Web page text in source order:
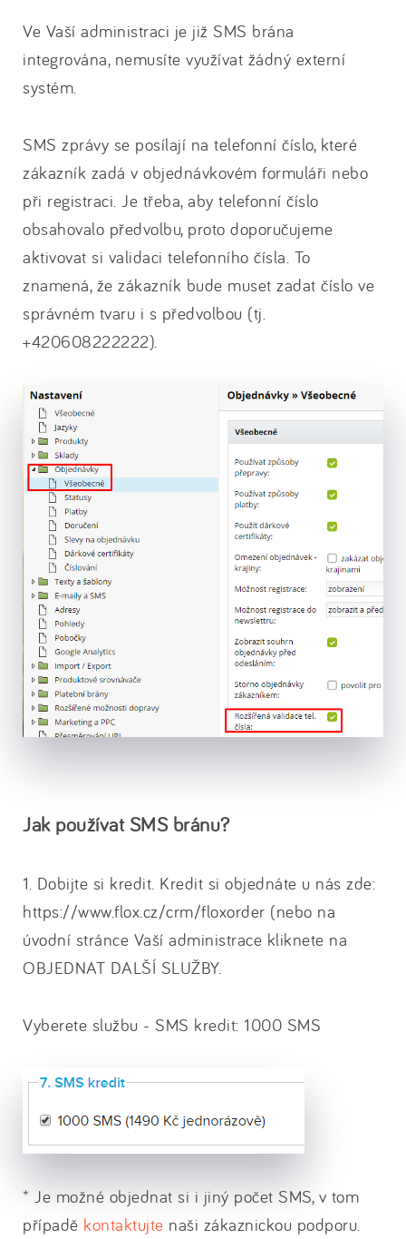
Ve Vaší administraci je již SMS brána
integrována, nemusíte využívat žádný externí
systém.
SMS zprávy se posílají na telefonní číslo, které
zákazník zadá v objednávkovém formuláři nebo
při registraci. Je třeba, aby telefonní číslo
obsahovalo předvolbu, proto doporučujeme
aktivovat si validaci telefonního čísla. To
znamená, že zákazník bude muset zadat číslo ve
správném tvaru i s předvolbou (tj.
+420608222222).
Jak používat SMS bránu?
1. Dobijte si kredit. Kredit si objednáte u nás zde:
https://www.flox.cz/crm/floxorder (nebo na
úvodní stránce Vaší administrace kliknete na
OBJEDNAT DALŠÍ SLUŽBY.
Vyberete službu - SMS kredit: 1000 SMS
* Je možné objednat si i jiný počet SMS, v tom
případě kontaktujte naši zákaznickou podporu.